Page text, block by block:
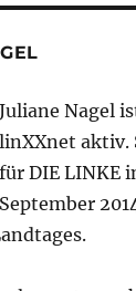
Juliane Nagel
linXXnet aktiv.
für DIE LINKE
September